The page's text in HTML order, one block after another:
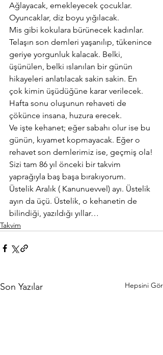
Ağlayacak, emekleyecek çocuklar.
Oyuncaklar, diz boyu yığılacak.
Mis gibi kokulara bürünecek kadınlar.
Telaşın son demleri yaşanılıp, tükenince
geriye yorgunluk kalacak. Belki,
üşünülen, belki ıslanılan bir günün
hikayeleri anlatılacak sakin sakin. En
çok kimin üşüdüğüne karar verilecek.
Hafta sonu oluşunun rehaveti de
çökünce insana, huzura erecek.
Ve işte kehanet; eğer sabahı olur ise bu
günün, kıyamet kopmayacak. Eğer o
rehavet son demlerimiz ise, geçmiş ola!
Sizi tam 86 yıl önceki bir takvim
yaprağıyla baş başa bırakıyorum.
Üstelik Aralık ( Kanunuevvel) ayı. Üstelik
ayın da üçü. Üstelik, o kehanetin de
bilindiği, yazıldığı yıllar…
Takvim
Son Yazılar Hepsini Gör